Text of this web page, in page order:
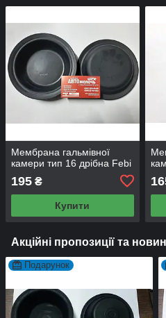
Мембрана гальмівної
камери тип 16 дрібна Febi
195 ₴
Купити
Акційні пропозиції та
Подарунок